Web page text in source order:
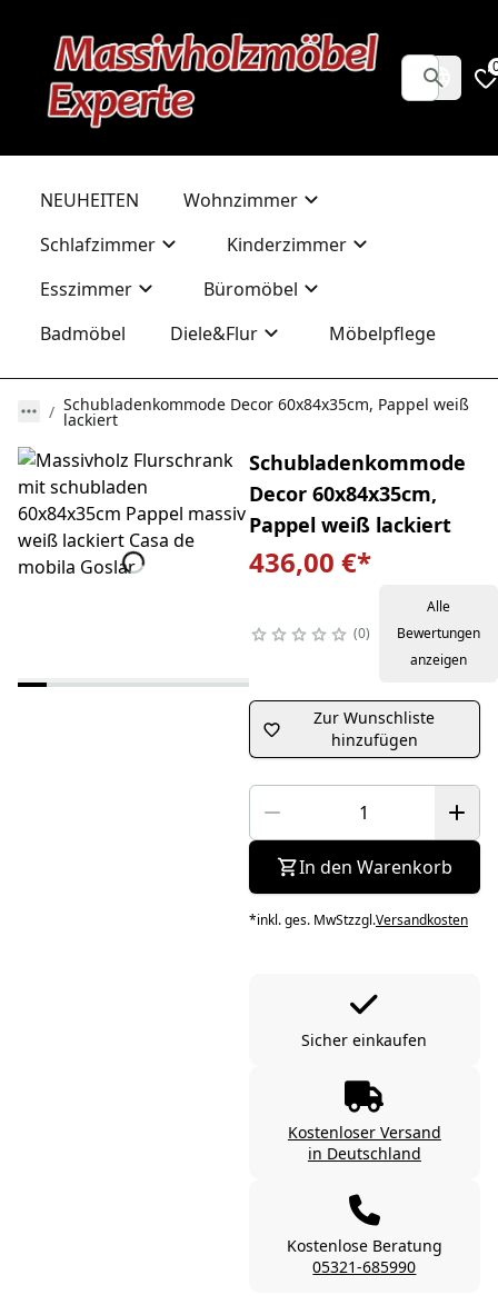
NEUHEITEN
Wohnzimmer
Schlafzimmer
Kinderzimmer
Esszimmer
Büromöbel
Badmöbel
Diele&Flur Möbelpflege
Schubladenkommode Decor 60x84x35cm, Pappel weiß
lackiert
Schubladenkommode
Decor 60x84x35cm,
Pappel weiß lackiert
436,00 €*
0
Alle
Bewertungen
anzeigen
Zur Wunschliste
hinzufügen
In den Warenkorb
*inkl. ges. MwStzzgl.Versandkosten
Sicher einkaufen
Kostenloser Versand
in Deutschland
Kostenlose Beratung
05321-685990